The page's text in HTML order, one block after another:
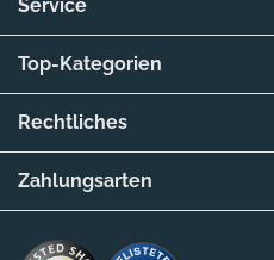
Service
Top-Kategorien
Rechtliches
Zahlungsarten